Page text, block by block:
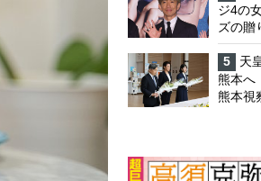
ジ4の
ズの贈
たファ
心遣
した」
5
天
熊本へ
熊本視
夫妻